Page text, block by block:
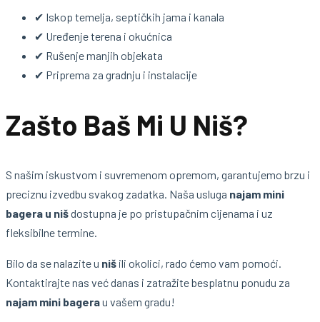
✔ Iskop temelja, septičkih jama i kanala
✔ Uređenje terena i okućnica
✔ Rušenje manjih objekata
✔ Priprema za gradnju i instalacije
Zašto Baš Mi U Niš?
S našim iskustvom i suvremenom opremom, garantujemo brzu i
preciznu izvedbu svakog zadatka. Naša usluga najam mini
bagera u nišdostupna je po pristupačnim cijenama i uz
fleksibilne termine.
Bilo da se nalazite u niš ili okolici, rado ćemo vam pomoći.
Kontaktirajte nas već danas i zatražite besplatnu ponudu za
najam mini bagerau vašem gradu!